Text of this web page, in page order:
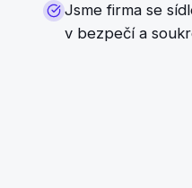
Jsme firma se
v bezpečí a